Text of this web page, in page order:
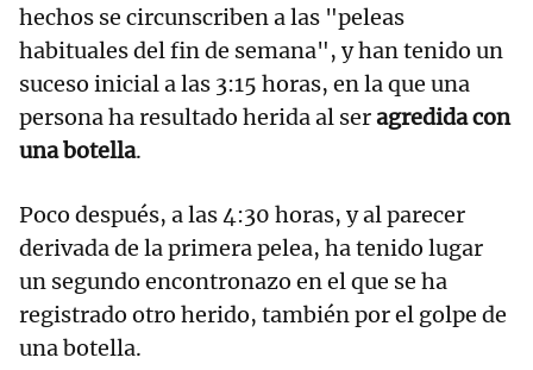
hechos se circunscriben a las "peleas
habituales del fin de semana", y han tenido un
suceso inicial a las 3:15 horas, en la que una
persona ha resultado herida al seragredida con
una botella.
Poco después, a las 4:30 horas, y al parecer
derivada de la primera pelea, ha tenido lugar
un segundo encontronazo en el que se ha
registrado otro herido, también por el golpe de
una botella.